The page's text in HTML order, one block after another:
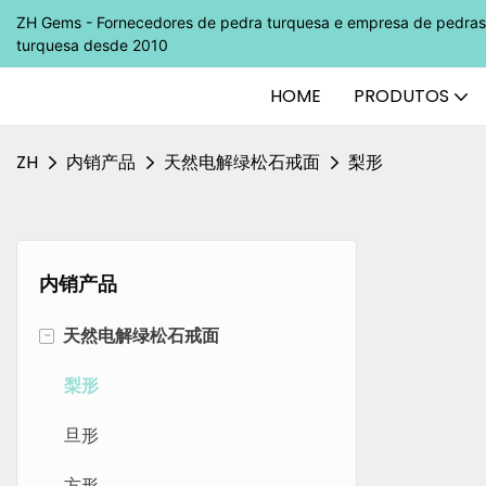
ZH Gems - Fornecedores de pedra turquesa e empresa de
turquesa desde 2010
HOME PRODUTOS
ZH 内销产品 天然电解绿松石戒面 梨形
内销产品
- 天然电解绿松石戒面
梨形
旦形